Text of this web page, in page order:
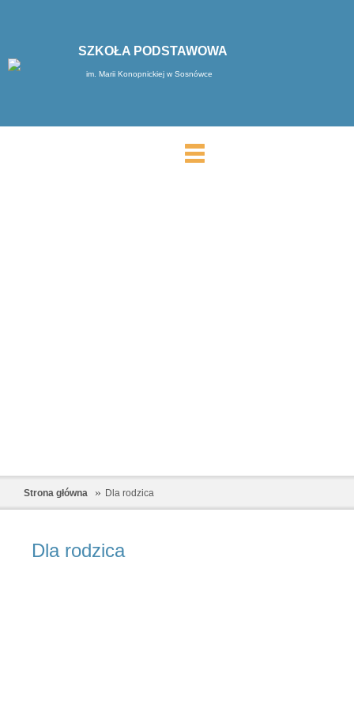
SZKOŁA PODSTAWOWA
im. Marii Konopnickiej w Sosnówce
Strona główna Dla rodzica
Dla rodzica